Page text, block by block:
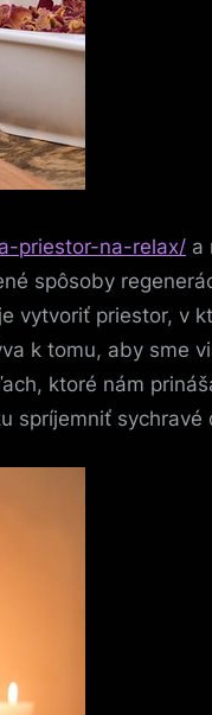
priestor-na-relax/ a
spôsoby
vytvoriť priestor, v
k tomu, aby sme
ktoré nám
spríjemniť sychravé